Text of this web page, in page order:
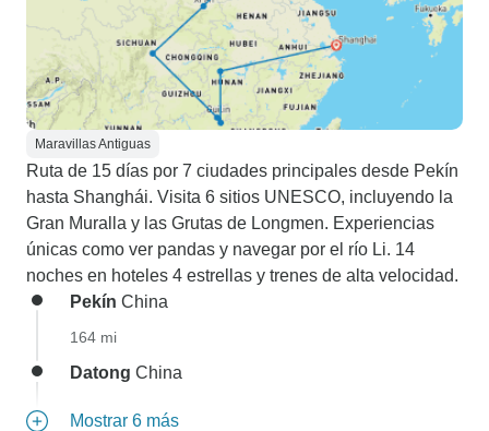
Maravillas Antiguas
Ruta de 15 días por 7 ciudades principales desde Pekín
hasta Shanghái. Visita 6 sitios UNESCO, incluyendo la
Gran Muralla y las Grutas de Longmen. Experiencias
únicas como ver pandas y navegar por el río Li. 14
noches en hoteles 4 estrellas y trenes de alta velocidad.
Pekín China
164 mi
Datong China
Mostrar 6 más